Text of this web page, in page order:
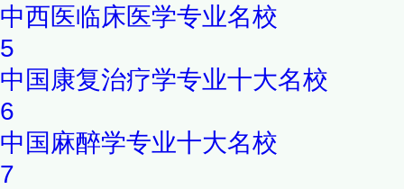
中西医临床医学专业名校
5
中国康复治疗学专业十大名校
6
中国麻醉学专业十大名校
7